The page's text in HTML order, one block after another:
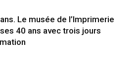
Le musée de l’Imprimerie
40 ans avec trois jours